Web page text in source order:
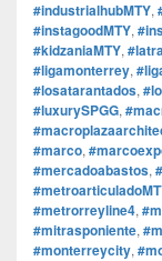
#industrialhubMTY,
#instagoodMTY,
#kidzaniaMTY,
#ligamonterrey,
#losatarantados,
#luxurySPGG,
#marco,
#mercadoabastos,
#metrorreyline4,
#mitrasponiente,
#monterreycity,